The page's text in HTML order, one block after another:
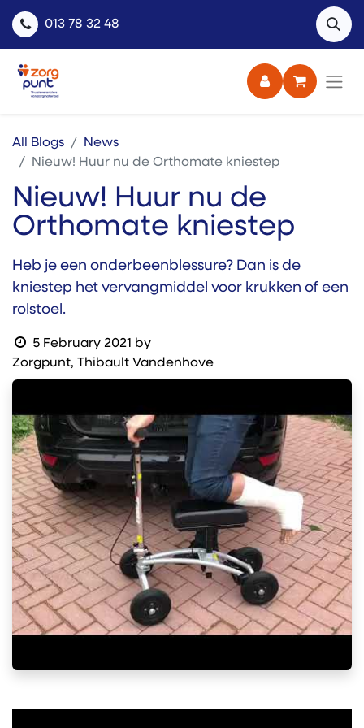
013 78 32 48
All Blogs
News
Nieuw! Huur nu de Orthomate kniestep
Nieuw! Huur nu de
Orthomate kniestep
Heb je een onderbeenblessure? Dan is de
kniestep het vervangmiddel voor krukken of een
rolstoel.
5 February 2021 by
Zorgpunt, Thibault Vandenhove